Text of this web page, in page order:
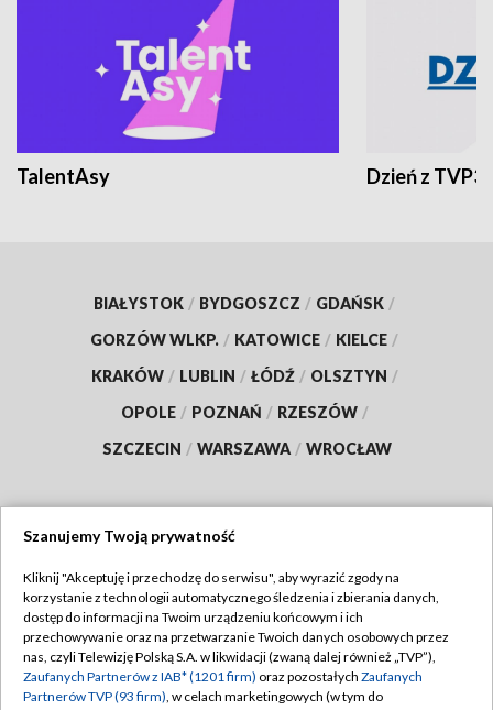
TalentAsy Dzień z TVP3
BIAŁYSTOK / BYDGOSZCZ / GDAŃSK /
GORZÓW WLKP. / KATOWICE / KIELCE /
KRAKÓW / LUBLIN / ŁÓDŹ / OLSZTYN /
OPOLE / POZNAŃ / RZESZÓW /
SZCZECIN / WARSZAWA / WROCŁAW
TVP
Abonament TVP
Emisja w TVP
Regulamin TVP
Polityka prywatności
Szanujemy Twoją prywatność
Kliknij "Akceptuję i przechodzę do serwisu", aby wyrazić zgody na
korzystanie z technologii automatycznego śledzenia i zbierania danych,
dostęp do informacji na Twoim urządzeniu końcowym i ich
przechowywanie oraz na przetwarzanie Twoich danych osobowych przez
nas, czyli Telewizję Polską S.A. w likwidacji (zwaną dalej również „TVP”),
Zaufanych Partnerów z IAB* (1201 firm) oraz pozostałych Zaufanych
Partnerów TVP (93 firm), w celach marketingowych (w tym do